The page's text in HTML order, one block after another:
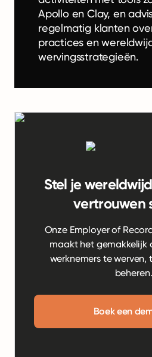
Apollo en Clay, en
regelmatig klanten
practices en
wervingsstrategieën.
Stel je
vertrouwen
Onze Employer of
maakt het gemakkelijk
werknemers te
beheren.
Boek een